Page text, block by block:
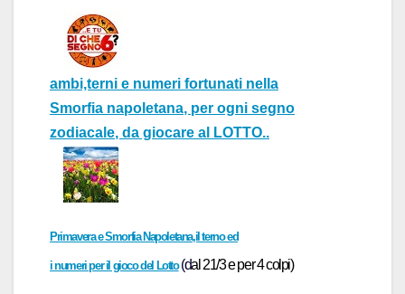
ambi,terni e numeri fortunati nella
Smorfia napoletana, per ogni segno
zodiacale, da giocare al LOTTO..
Primavera e Smorfia Napoletana,il terno ed
i numeri per il gioco del Lotto(da l 21/3 e per 4 colpi)